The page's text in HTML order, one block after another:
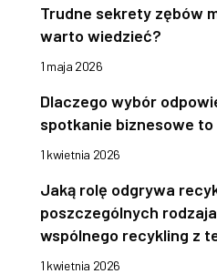
Trudne sekrety zębów
warto wiedzieć?
1 maja 2026
Dlaczego wybór
spotkanie biznesowe
1 kwietnia 2026
Jaką rolę odgrywa
poszczególnych
wspólnego recykling z
1 kwietnia 2026